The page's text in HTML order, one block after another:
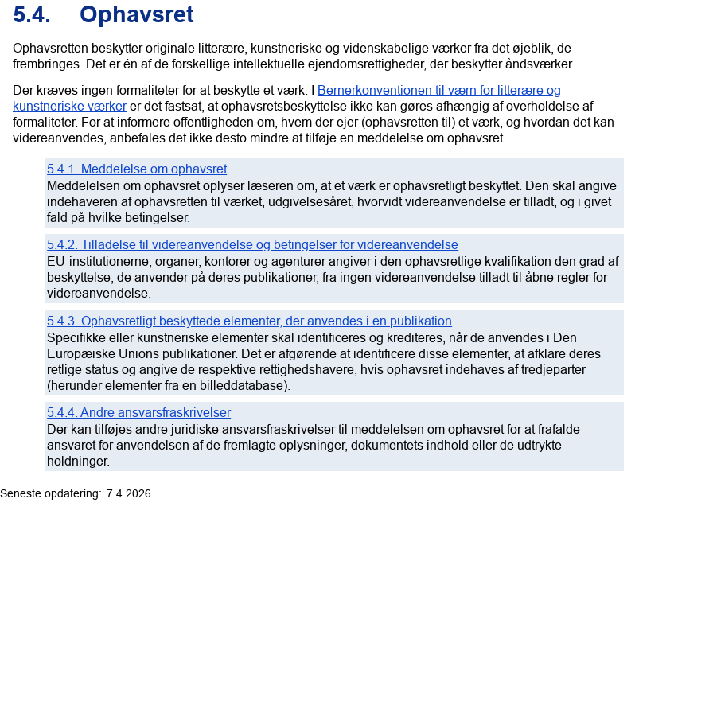
5.4. Ophavsret
Ophavsretten beskytter originale litterære, kunstneriske og videnskabelige værker fra det øjeblik, de
frembringes. Det er én af de forskellige intellektuelle ejendomsrettigheder, der beskytter åndsværker.
Der kræves ingen formaliteter for at beskytte et værk: I Bernerkonventionen til værn for litterære og
kunstneriske værkerer det fastsat, at ophavsretsbeskyttelse ikke kan gøres afhængig af overholdelse af
formaliteter. For at informere offentligheden om, hvem der ejer (ophavsretten til) et værk, og hvordan det kan
videreanvendes, anbefales det ikke desto mindre at tilføje en meddelelse om ophavsret.
5.4.1. Meddelelse om ophavsret
Meddelelsen om ophavsret oplyser læseren om, at et værk er ophavsretligt beskyttet. Den skal angive
indehaveren af ophavsretten til værket, udgivelsesåret, hvorvidt videreanvendelse er tilladt, og i givet
fald på hvilke betingelser.
5.4.2. Tilladelse til videreanvendelse og betingelser for videreanvendelse
EU-institutionerne, organer, kontorer og agenturer angiver i den ophavsretlige kvalifikation den grad af
beskyttelse, de anvender på deres publikationer, fra ingen videreanvendelse tilladt til åbne regler for
videreanvendelse.
5.4.3. Ophavsretligt beskyttede elementer, der anvendes i en publikation
Specifikke eller kunstneriske elementer skal identificeres og krediteres, når de anvendes i Den
Europæiske Unions publikationer. Det er afgørende at identificere disse elementer, at afklare deres
retlige status og angive de respektive rettighedshavere, hvis ophavsret indehaves af tredjeparter
(herunder elementer fra en billeddatabase).
5.4.4. Andre ansvarsfraskrivelser
Der kan tilføjes andre juridiske ansvarsfraskrivelser til meddelelsen om ophavsret for at frafalde
ansvaret for anvendelsen af de fremlagte oplysninger, dokumentets indhold eller de udtrykte
holdninger.
7.4.2026